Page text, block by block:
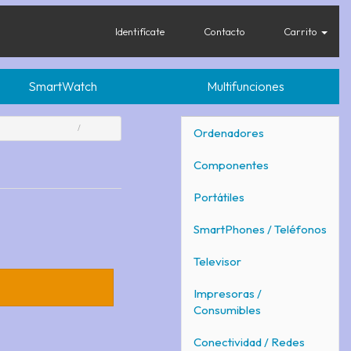
Identifícate Contacto Carrito
SmartWatch Multifunciones
Ordenadores
Componentes
Portátiles
SmartPhones / Teléfonos
Televisor
Impresoras /
Consumibles
Conectividad / Redes